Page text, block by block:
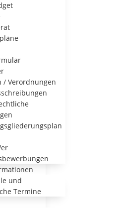
/ Verordnungen
und
Termine